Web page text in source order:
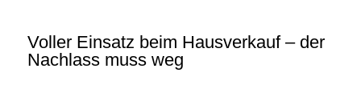
Voller Einsatz beim Hausverkauf – der
Nachlass muss weg